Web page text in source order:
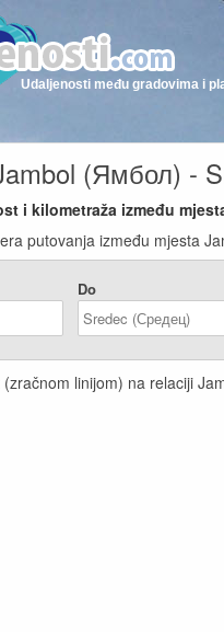
Udaljenosti među gradovima i
(Ямбол) -
i kilometraža između
putovanja između mjesta
Do
(zračnom linijom) na relaciji